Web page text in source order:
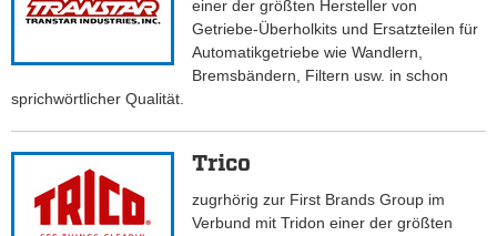
einer der größten Hersteller von
Getriebe-Überholkits und Ersatzteilen für
Automatikgetriebe wie Wandlern,
Bremsbändern, Filtern usw. in schon
sprichwörtlicher Qualität.
Trico
zugrhörig zur First Brands Group im
Verbund mit Tridon einer der größten